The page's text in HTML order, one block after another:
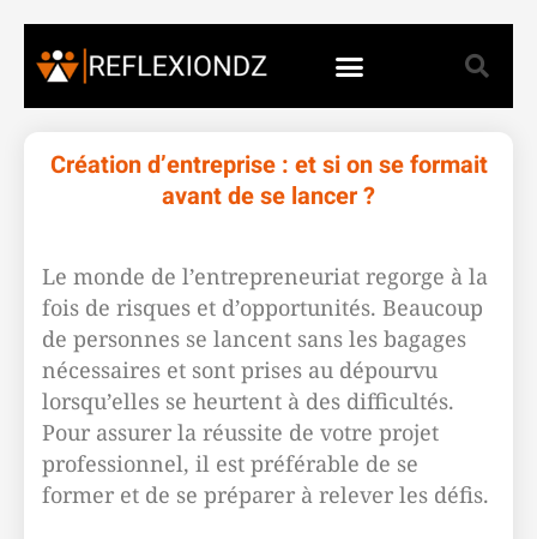
Création d’entreprise : et si on se formait
avant de se lancer ?
Le monde de l’entrepreneuriat regorge à la
fois de risques et d’opportunités. Beaucoup
de personnes se lancent sans les bagages
nécessaires et sont prises au dépourvu
lorsqu’elles se heurtent à des difficultés.
Pour assurer la réussite de votre projet
professionnel, il est préférable de se
former et de se préparer à relever les défis.